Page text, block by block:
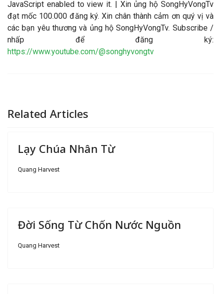
JavaScript enabled to view it. | Xin ủng hộ SongHyVongTv
đạt mốc 100.000 đăng ký. Xin chân thành cảm ơn quý vị và
các bạn yêu thương và ủng hộ SongHyVongTv. Subscribe /
nhấp để đăng ký:
https://www.youtube.com/@songhyvongtv
Related Articles
Lạy Chúa Nhân Từ
Quang Harvest
Đời Sống Từ Chốn Nước Nguồn
Quang Harvest